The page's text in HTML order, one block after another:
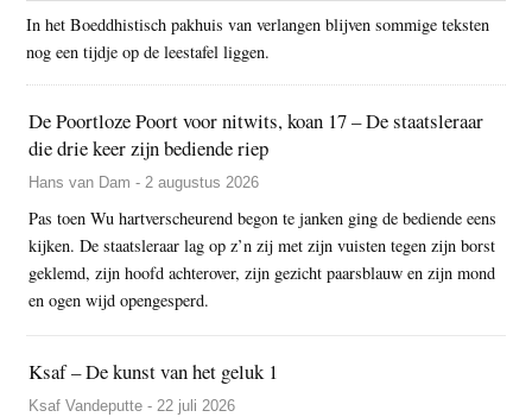
In het Boeddhistisch pakhuis van verlangen blijven sommige teksten
nog een tijdje op de leestafel liggen.
De Poortloze Poort voor nitwits, koan 17 – De staatsleraar
die drie keer zijn bediende riep
Hans van Dam - 2 augustus 2026
Pas toen Wu hartverscheurend begon te janken ging de bediende eens
kijken. De staatsleraar lag op z’n zij met zijn vuisten tegen zijn borst
geklemd, zijn hoofd achterover, zijn gezicht paarsblauw en zijn mond
en ogen wijd opengesperd.
Ksaf – De kunst van het geluk 1
Ksaf Vandeputte - 22 juli 2026